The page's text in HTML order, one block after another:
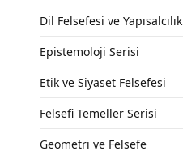
Dil Felsefesi ve Yapısalcılık
Epistemoloji Serisi
Etik ve Siyaset Felsefesi
Felsefi Temeller Serisi
Geometri ve Felsefe